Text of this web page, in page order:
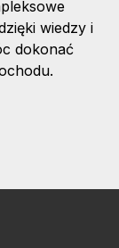
wiedzy i
dokonać